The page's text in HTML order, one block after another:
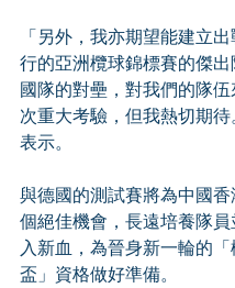
「另外，我亦期望能建立
行的亞洲欖球錦標賽的傑
國隊的對壘，對我們的隊
次重大考驗，但我熱切期
表示。
與德國的測試賽將為中國
個絕佳機會，長遠培養隊
入新血，為晉身新一輪的
盃」資格做好準備。